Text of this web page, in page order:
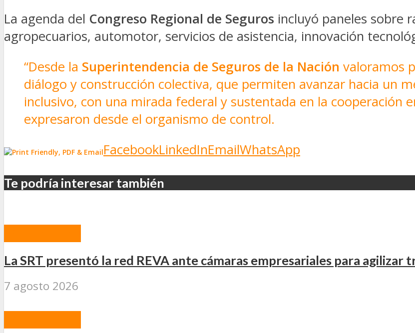
La agenda del Congreso Regional de Seguros incluyó paneles sobre
agropecuarios, automotor, servicios de asistencia, innovación
“Desde la Superintendencia de Seguros de la Nación valoramos
diálogo y construcción colectiva, que permiten avanzar hacia un
inclusivo, con una mirada federal y sustentada en la cooperación
expresaron desde el organismo de control.
FacebookLinkedInEmailWhatsApp
Te podría interesar también
La SRT presentó la red REVA ante cámaras empresariales para
7 agosto 2026